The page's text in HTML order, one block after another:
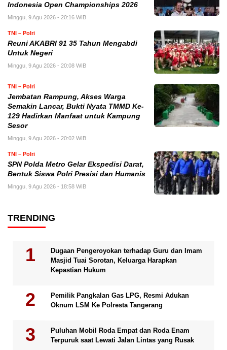
Indonesia Open Championships 2026
Minggu, 9 Agu 2026 - 20:16 WIB
TNI – Polri
Reuni AKABRI 91 35 Tahun Mengabdi
Untuk Negeri
Minggu, 9 Agu 2026 - 20:08 WIB
TNI – Polri
Jembatan Rampung, Akses Warga
Semakin Lancar, Bukti Nyata TMMD Ke-
129 Hadirkan Manfaat untuk Kampung
Sesor
Minggu, 9 Agu 2026 - 20:02 WIB
TNI – Polri
SPN Polda Metro Gelar Ekspedisi Darat,
Bentuk Siswa Polri Presisi dan Humanis
Minggu, 9 Agu 2026 - 18:58 WIB
TRENDING
Dugaan Pengeroyokan terhadap Guru dan Imam
Masjid Tuai Sorotan, Keluarga Harapkan
Kepastian Hukum
Pemilik Pangkalan Gas LPG, Resmi Adukan
Oknum LSM Ke Polresta Tangerang
Puluhan Mobil Roda Empat dan Roda Enam
Terpuruk saat Lewati Jalan Lintas yang Rusak